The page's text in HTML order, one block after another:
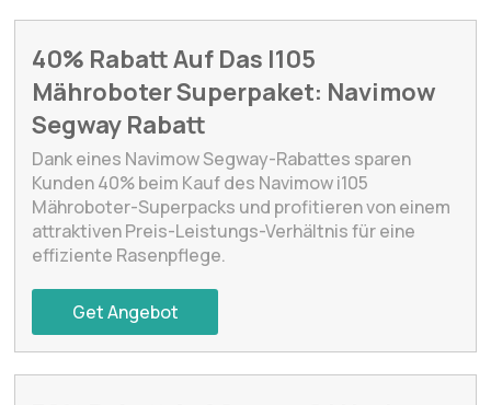
40% Rabatt Auf Das I105
Mähroboter Superpaket: Navimow
Segway Rabatt
Dank eines Navimow Segway-Rabattes sparen
Kunden 40% beim Kauf des Navimow i105
Mähroboter-Superpacks und profitieren von einem
attraktiven Preis-Leistungs-Verhältnis für eine
effiziente Rasenpflege.
Get Angebot